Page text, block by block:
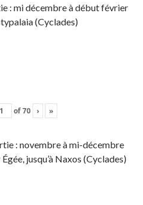
: mi décembre à début février
(Cyclades)
of70 › »
: novembre à mi-décembre
jusqu’à Naxos (Cyclades)